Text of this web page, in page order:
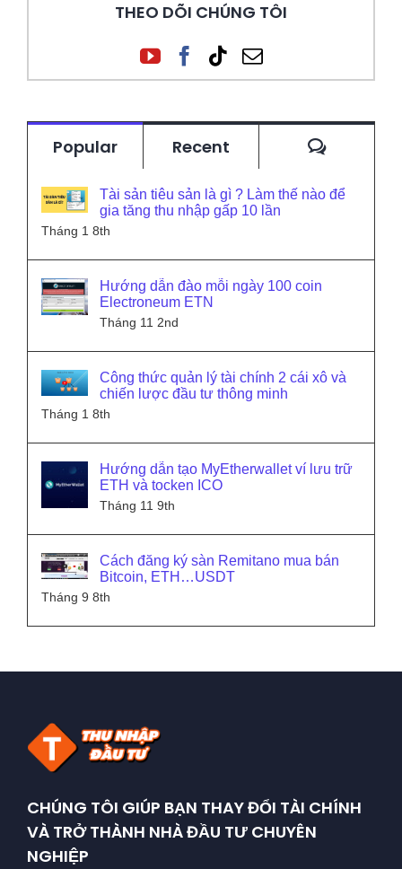
THEO DÕI CHÚNG TÔI
Popular Recent
Tài sản tiêu sản là gì ? Làm thế nào để
gia tăng thu nhập gấp 10 lần
Tháng 1 8th
Hướng dẫn đào mỗi ngày 100 coin
Electroneum ETN
Tháng 11 2nd
Công thức quản lý tài chính 2 cái xô và
chiến lược đầu tư thông minh
Tháng 1 8th
Hướng dẫn tạo MyEtherwallet ví lưu trữ
ETH và tocken ICO
Tháng 11 9th
Cách đăng ký sàn Remitano mua bán
Bitcoin, ETH…USDT
Tháng 9 8th
CHÚNG TÔI GIÚP BẠN THAY ĐỔI TÀI CHÍNH
VÀ TRỞ THÀNH NHÀ ĐẦU TƯ CHUYÊN
NGHIỆP